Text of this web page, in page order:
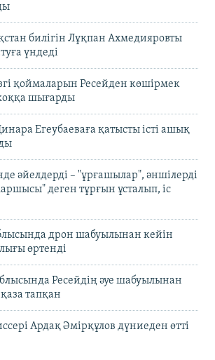
билігін Лұқпан Ахмедияровты
үндеді
қоймаларын Ресейден көшірмек
шығарды
Егеубаеваға қатысты істі ашық
әйелдерді – "ұрғашылар", әншілерді
деген тұрғын ұсталып, іс
дрон шабуылынан кейін
өртенді
Ресейдің әуе шабуылынан
тапқан
Ардақ Әмірқұлов дүниеден өтті